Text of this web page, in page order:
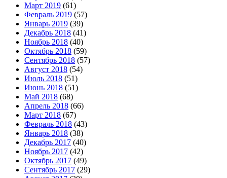
Март 2019 (61)
Февраль 2019 (57)
Январь 2019 (39)
Декабрь 2018 (41)
Ноябрь 2018 (40)
Октябрь 2018 (59)
Сентябрь 2018 (57)
Август 2018 (54)
Июль 2018 (51)
Июнь 2018 (51)
Май 2018 (68)
Апрель 2018 (66)
Март 2018 (67)
Февраль 2018 (43)
Январь 2018 (38)
Декабрь 2017 (40)
Ноябрь 2017 (42)
Октябрь 2017 (49)
Сентябрь 2017 (29)